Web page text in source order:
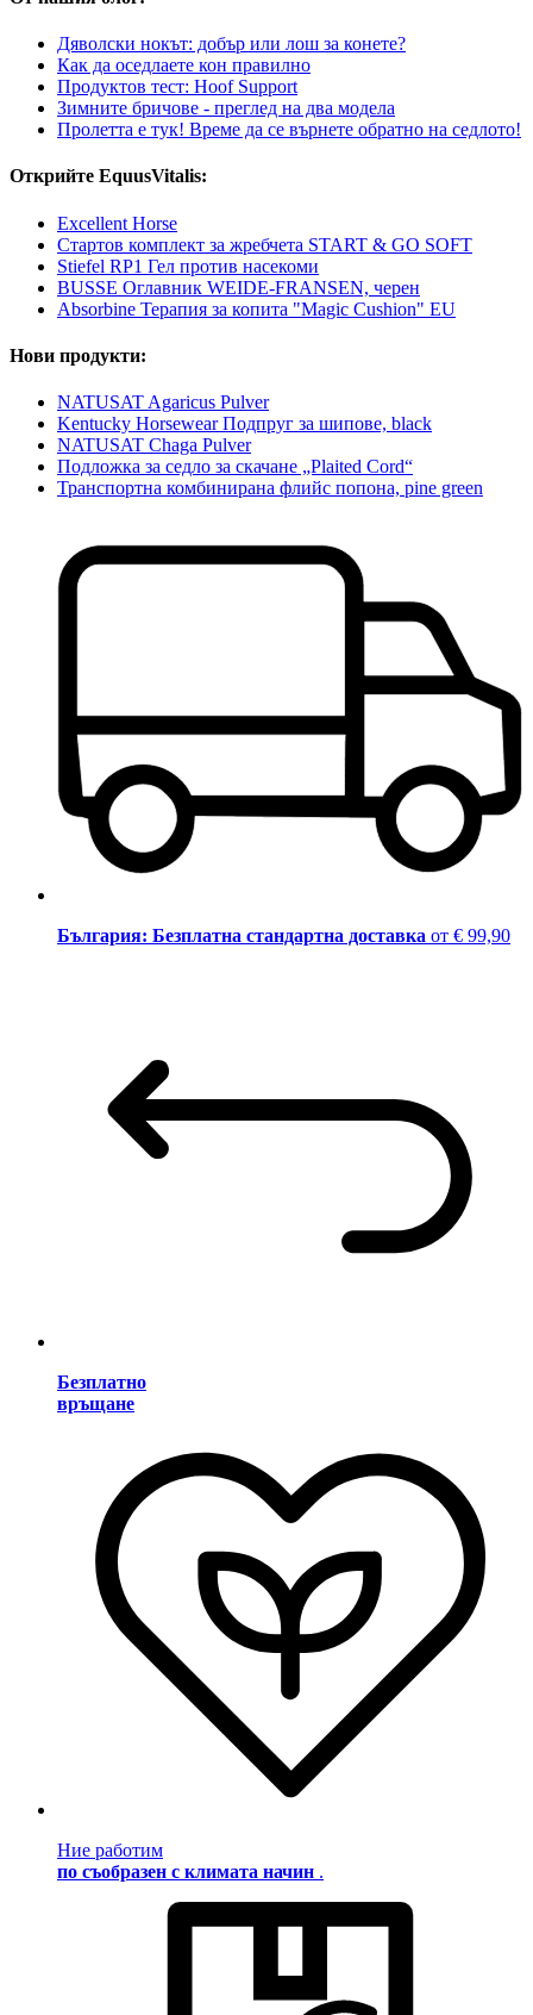
Дяволски нокът: добър или лош за конете?
Как да оседлаете кон правилно
Продуктов тест: Hoof Support
Зимните бричове - преглед на два модела
Пролетта е тук! Време да се върнете обратно на седлото!
Открийте EquusVitalis:
Excellent Horse
Стартов комплект за жребчета START & GO SOFT
Stiefel RP1 Гел против насекоми
BUSSE Оглавник WEIDE-FRANSEN, черен
Absorbine Терапия за копита "Magic Cushion" EU
Нови продукти:
NATUSAT Agaricus Pulver
Kentucky Horsewear Подпруг за шипове, black
NATUSAT Chaga Pulver
Подложка за седло за скачане „Plaited Cord“
Транспортна комбинирана флийс попона, pine green
България: Безплатна стандартна доставка от € 99,90
Безплатно
връщане
Ние работим
по съобразен с климата начин .